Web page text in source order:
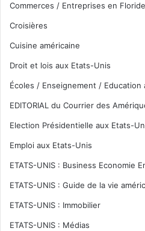
Commerces / Entreprises en Floride
Croisières
Cuisine américaine
Droit et lois aux Etats-Unis
Écoles / Enseignement / Education
EDITORIAL du Courrier des
Election Présidentielle aux Etats-
Emploi aux Etats-Unis
ETATS-UNIS : Business Economie
ETATS-UNIS : Guide de la vie
ETATS-UNIS : Immobilier
ETATS-UNIS : Médias